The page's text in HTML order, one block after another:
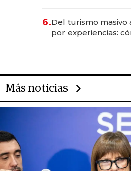
6.Del turismo masivo
por experiencias:
Más noticias